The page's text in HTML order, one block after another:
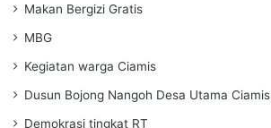
Makan Bergizi Gratis
MBG
Kegiatan warga Ciamis
Dusun Bojong Nangoh Desa Utama Ciamis
Demokrasi tingkat RT